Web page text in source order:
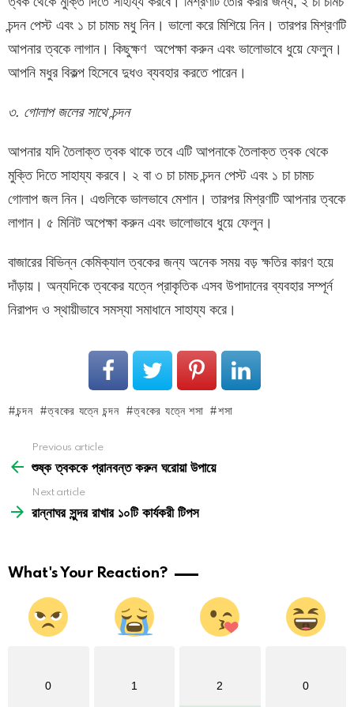
চন্দন পেস্ট এবং ১ চা চামচ মধু নিন। ভালো করে মিশিয়ে নিন। তারপর মিশ্রণটি
আপনার ত্বকে লাগান। কিছুক্ষণ অপেক্ষা করুন এবং ভালোভাবে ধুয়ে ফেলুন।
আপনি মধুর বিকল্প হিসেবে দুধও ব্যবহার করতে পারেন।
৩. গোলাপ জলের সাথে চন্দন
আপনার যদি তৈলাক্ত ত্বক থাকে তবে এটি আপনাকে তৈলাক্ত ত্বক থেকে
মুক্তি দিতে সাহায্য করবে। ২ বা ৩ চা চামচ চন্দন পেস্ট এবং ১ চা চামচ
গোলাপ জল নিন। এগুলিকে ভালভাবে মেশান। তারপর মিশ্রণটি আপনার ত্বকে
লাগান। ৫ মিনিট অপেক্ষা করুন এবং ভালোভাবে ধুয়ে ফেলুন।
বাজারের বিভিন্ন কেমিক্যাল ত্বকের জন্য অনেক সময় বড় ক্ষতির কারণ হয়ে
দাঁড়ায়। অন্যদিকে ত্বকের যত্নে প্রাকৃতিক এসব উপাদানের ব্যবহার সম্পূর্ন
নিরাপদ ও স্থায়ীভাবে সমস্যা সমাধানে সাহায্য করে।
চন্দন ত্বকের যত্নে চন্দন ত্বকের যত্নে শসা শসা
more
Previous article
শুষ্ক ত্বককে প্রানবন্ত করুন ঘরোয়া উপায়ে
Next article
রান্নাঘর সুন্দর রাখার ১০টি কার্যকরী টিপস
What's Your Reaction?
0 1 2 0